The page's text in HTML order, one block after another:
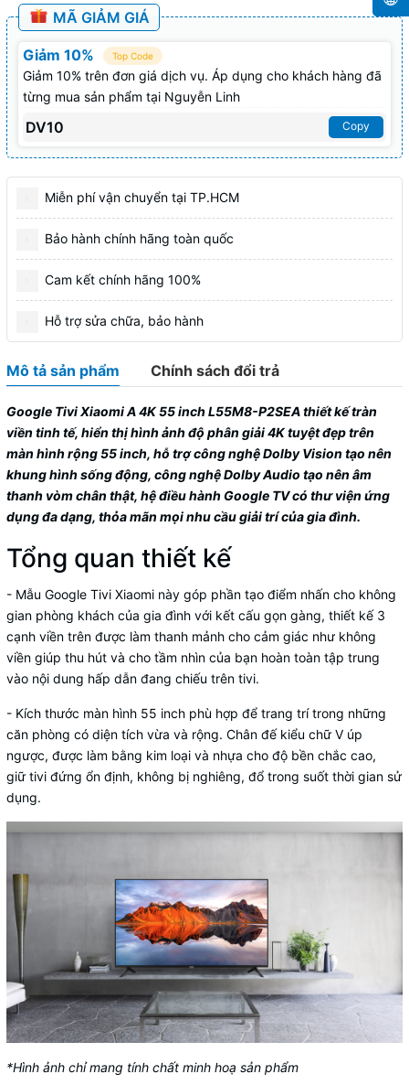
MÃ GIẢM GIÁ
Giảm 10% Top Code
Giảm 10% trên đơn giá dịch vụ. Áp dụng cho khách hàng đã
từng mua sản phẩm tại Nguyễn Linh
DV10 Copy
Miễn phí vận chuyển tại TP.HCM
Bảo hành chính hãng toàn quốc
Cam kết chính hãng 100%
Hỗ trợ sửa chữa, bảo hành
Mô tả sản phẩm Chính sách đổi trả
Google Tivi Xiaomi A 4K 55 inch L55M8-P2SEA thiết kế tràn
viền tinh tế, hiển thị hình ảnh độ phân giải 4K tuyệt đẹp trên
màn hình rộng 55 inch, hỗ trợ công nghệ Dolby Vision tạo nên
khung hình sống động, công nghệ Dolby Audio tạo nên âm
thanh vòm chân thật, hệ điều hành Google TV có thư viện ứng
dụng đa dạng, thỏa mãn mọi nhu cầu giải trí của gia đình.
Tổng quan thiết kế
- Mẫu Google Tivi Xiaomi này góp phần tạo điểm nhấn cho không
gian phòng khách của gia đình với kết cấu gọn gàng, thiết kế 3
cạnh viền trên được làm thanh mảnh cho cảm giác như không
viền giúp thu hút và cho tầm nhìn của bạn hoàn toàn tập trung
vào nội dung hấp dẫn đang chiếu trên tivi.
- Kích thước màn hình 55 inch phù hợp để trang trí trong những
căn phòng có diện tích vừa và rộng. Chân đế kiểu chữ V úp
ngược, được làm bằng kim loại và nhựa cho độ bền chắc cao,
giữ tivi đứng ổn định, không bị nghiêng, đổ trong suốt thời gian sử
dụng.
*Hình ảnh chỉ mang tính chất minh hoạ sản phẩm